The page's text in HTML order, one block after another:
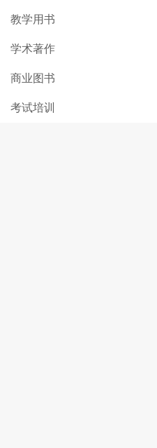
教学用书
学术著作
商业图书
考试培训